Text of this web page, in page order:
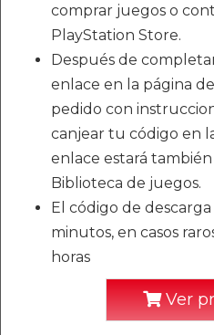
comprar juegos o
PlayStation Store.
Después de
enlace en la página
pedido con
canjear tu código en
enlace estará
Biblioteca de juegos.
El código de
minutos, en casos
horas
Ver